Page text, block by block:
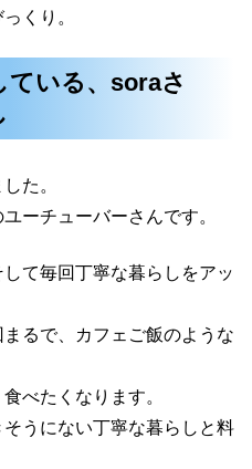
くり。
ている、soraさ
た。
ーチューバーさんです。
て毎回丁寧な暮らしをアッ
るで、カフェご飯のような
べたくなります。
うにない丁寧な暮らしと料